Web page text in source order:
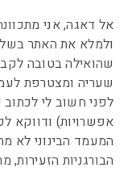
אל דאגה, אני
ולמלא את האתר
שהואילה בטובה
שעריה ומצטרפת
לפני חשוב לי
אפשרויות) ודווקא
המעמד הבינוני לא
הבורגניות